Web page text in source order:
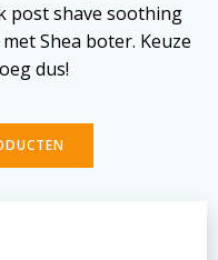
post shave soothing
Shea boter. Keuze
dus!